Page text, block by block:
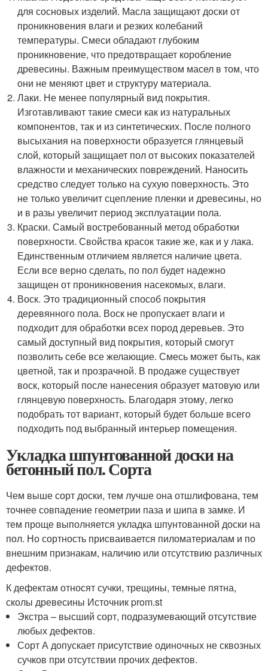
для сосновых изделий. Масла защищают доски от
проникновения влаги и резких колебаний
температуры. Смеси обладают глубоким
проникновение, что предотвращает коробление
древесины. Важным преимуществом масел в том, что
они не меняют цвет и структуру материала.
Лаки. Не менее популярный вид покрытия.
Изготавливают такие смеси как из натуральных
компонентов, так и из синтетических. После полного
высыхания на поверхности образуется глянцевый
слой, который защищает пол от высоких показателей
влажности и механических повреждений. Наносить
средство следует только на сухую поверхность. Это
не только увеличит сцепление пленки и древесины, но
и в разы увеличит период эксплуатации пола.
Краски. Самый востребованный метод обработки
поверхности. Свойства красок такие же, как и у лака.
Единственным отличием является наличие цвета.
Если все верно сделать, по пол будет надежно
защищен от проникновения насекомых, влаги.
Воск. Это традиционный способ покрытия
деревянного пола. Воск не пропускает влаги и
подходит для обработки всех пород деревьев. Это
самый доступный вид покрытия, который смогут
позволить себе все желающие. Смесь может быть, как
цветной, так и прозрачной. В продаже существует
воск, который после нанесения образует матовую или
глянцевую поверхность. Благодаря этому, легко
подобрать тот вариант, который будет больше всего
подходить под выбранный интерьер помещения.
Укладка шпунтованной доски на
бетонный пол. Сорта
Чем выше сорт доски, тем лучше она отшлифована, тем
точнее совпадение геометрии паза и шипа в замке. И
тем проще выполняется укладка шпунтованной доски на
пол. Но сортность присваивается пиломатериалам и по
внешним признакам, наличию или отсутствию различных
дефектов.
К дефектам относят сучки, трещины, темные пятна,
сколы древесины Источник prom.st
Экстра – высший сорт, подразумевающий отсутствие
любых дефектов.
Сорт А допускает присутствие одиночных не сквозных
сучков при отсутствии прочих дефектов.